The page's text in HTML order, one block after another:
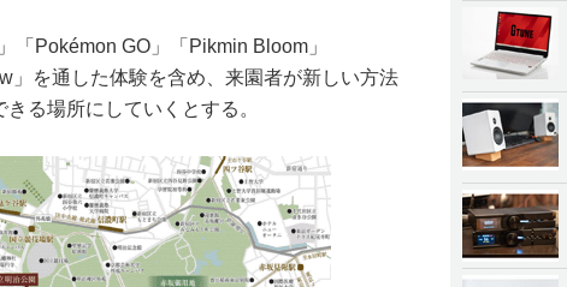
Pokémon GO」「Pikmin Bloom」
」を通した体験を含め、来園者が新しい方法
る場所にしていくとする。